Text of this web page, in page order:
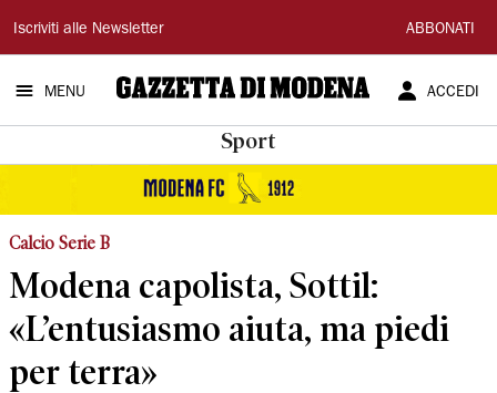
Gazzetta
di
Modena
Iscriviti alle Newsletter ABBONATI
MENU ACCEDI
Sport
Calcio Serie B
Modena capolista, Sottil:
«L’entusiasmo aiuta, ma piedi
per terra»